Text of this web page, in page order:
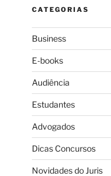
CATEGORIAS
Business
E-books
Audiência
Estudantes
Advogados
Dicas Concursos
Novidades do Juris